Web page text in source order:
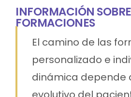
INFORMACIÓN
FORMACIONES
El camino de las
personalizado e
dinámica depende